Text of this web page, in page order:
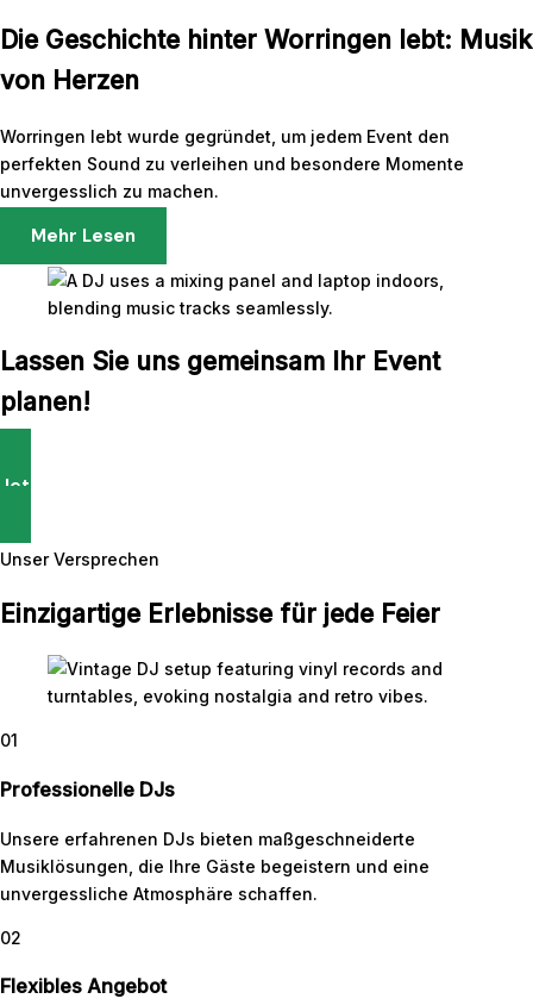
Die Geschichte hinter Worringen lebt: Musik
von Herzen
Worringen lebt wurde gegründet, um jedem Event den
perfekten Sound zu verleihen und besondere Momente
unvergesslich zu machen.
Mehr Lesen
Lassen Sie uns gemeinsam Ihr Event
planen!
Jetzt Buchen
Unser Versprechen
Einzigartige Erlebnisse für jede Feier
01
Professionelle DJs
Unsere erfahrenen DJs bieten maßgeschneiderte
Musiklösungen, die Ihre Gäste begeistern und eine
unvergessliche Atmosphäre schaffen.
02
Flexibles Angebot